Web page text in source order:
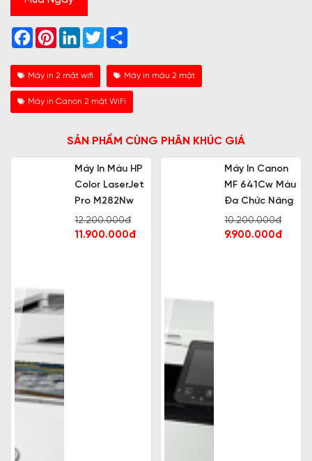
Facebook
PinterestLinkedInTwitter
Máy in 2 mặt wifi Máy in màu 2 mặt
Máy in Canon 2 mặt WiFi
SẢN PHẨM CÙNG PHÂN KHÚC GIÁ
Máy In Màu HP
Color LaserJet
Pro M282Nw
12.200.000đ
11.900.000đ
Máy In Canon
MF 641Cw Màu
Đa Chức Năng
10.200.000đ
9.900.000đ